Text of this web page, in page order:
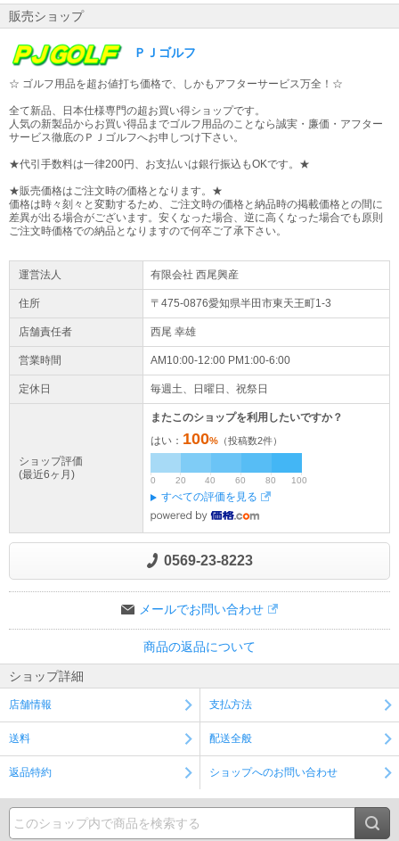
販売ショップ
ＰＪゴルフ
☆ ゴルフ用品を超お値打ち価格で、しかもアフターサービス万全！☆
全て新品、日本仕様専門の超お買い得ショップです。
人気の新製品からお買い得品までゴルフ用品のことなら誠実・廉価・アフター
サービス徹底のＰＪゴルフへお申しつけ下さい。
★代引手数料は一律200円、お支払いは銀行振込もOKです。★
★販売価格はご注文時の価格となります。★
価格は時々刻々と変動するため、ご注文時の価格と納品時の掲載価格との間に
差異が出る場合がございます。安くなった場合、逆に高くなった場合でも原則
ご注文時価格での納品となりますので何卒ご了承下さい。
運営法人 有限会社 西尾興産
住所 〒475-0876愛知県半田市東天王町1-3
店舗責任者 西尾 幸雄
営業時間 AM10:00-12:00 PM1:00-6:00
定休日 毎週土、日曜日、祝祭日
ショップ評価
(最近6ヶ月)
またこのショップを利用したいですか？
はい： 100% （投稿数2件）
0 20 40 60 80 100
すべての評価を見る
0569-23-8223
メールでお問い合わせ
商品の返品について
ショップ詳細
店舗情報 支払方法
送料 配送全般
返品特約 ショップへのお問い合わせ